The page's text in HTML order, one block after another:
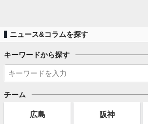
ニュース&コラムを探す
キーワードから探す
チーム
広島 阪神